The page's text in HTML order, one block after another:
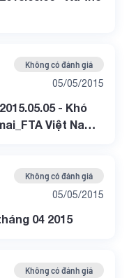
Không có đánh giá
05/05/2015
- Khó
Việt Nam -
Không có đánh giá
05/05/2015
04 2015
Không có đánh giá